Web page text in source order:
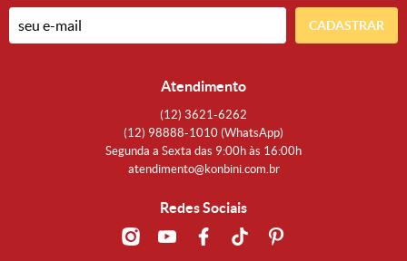
CADASTRAR
Atendimento
(12) 3621-6262
(12) 98888-1010 (WhatsApp)
Segunda a Sexta das 9:00h às 16:00h
atendimento@konbini.com.br
Redes Sociais